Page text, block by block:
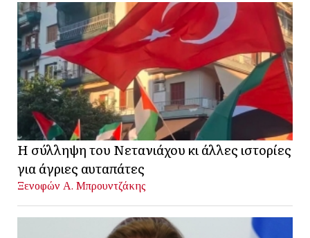
Η σύλληψη του Νετανιάχου κι άλλες ιστορίες
για άγριες αυταπάτες
Ξενοφών Α. Μπρουντζάκης